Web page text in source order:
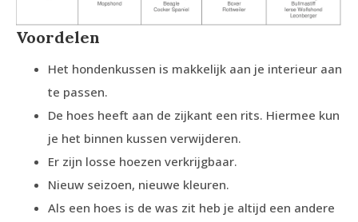
Voordelen
Het hondenkussen is makkelijk aan je interieur aan
te passen.
De hoes heeft aan de zijkant een rits. Hiermee kun
je het binnen kussen verwijderen.
Er zijn losse hoezen verkrijgbaar.
Nieuw seizoen, nieuwe kleuren.
Als een hoes is de was zit heb je altijd een andere